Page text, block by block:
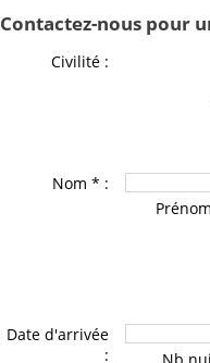
Contactez-nous pour
Civilité :
Nom * :
Date d'arrivée
: